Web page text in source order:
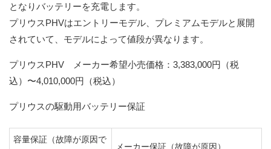
となりバッテリーを充電します。
プリウスPHVはエントリーモデル、プレミアムモデルと展開
されていて、モデルによって値段が異なります。
プリウスPHV メーカー希望小売価格：3,383,000円（税
込）〜4,010,000円（税込）
プリウスの駆動用バッテリー保証
容量保証（故障が原因で
メーカー保証（故障が原因）